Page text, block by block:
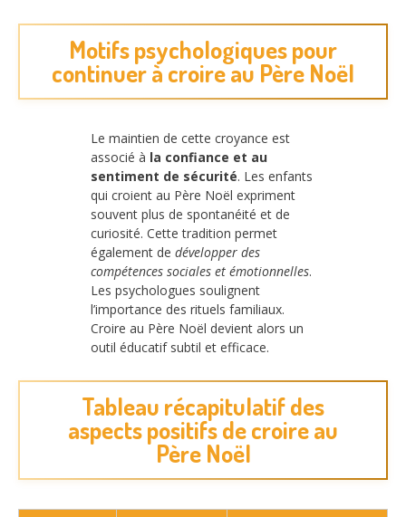
Motifs psychologiques pour
continuer à croire au Père Noël
Le maintien de cette croyance est
associé à la confiance et au
sentiment de sécurité. Les enfants
qui croient au Père Noël expriment
souvent plus de spontanéité et de
curiosité. Cette tradition permet
également de développer des
compétences sociales et émotionnelles.
Les psychologues soulignent
l’importance des rituels familiaux.
Croire au Père Noël devient alors un
outil éducatif subtil et efficace.
Tableau récapitulatif des
aspects positifs de croire au
Père Noël